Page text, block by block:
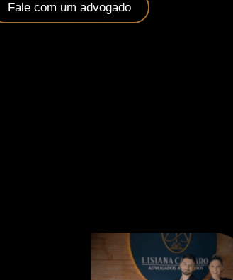
Fale com um advogado